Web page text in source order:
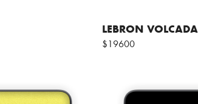
LEBRON VOLCADA
$19600